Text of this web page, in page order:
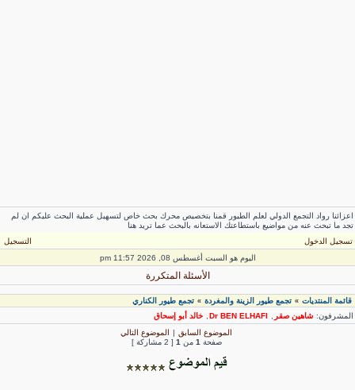
رواد التجمع الدولي لعلم الطيور قمنا بتخصيص محرك بحث خاص لتسهيل عملية البحث عليكم ان لم
ما تبحث عنه من مواضيع باستطاعتك الاستعانه بالبحث عما تريد هنا
تسجيل الدخول
التسجيل
اليوم هو السبت أغسطس 08, 2026 11:57 pm
الأسئلة المتكررة
قائمة المنتديات» تجمع طيور الزينة والمغردة» تجمع طيور الكناري
شاهين صقر Dr BEN ELHAFI
,
خالد أبو إسحاق
الموضوع السابق| الموضوع التالي
صفحة1 من [ 2 مشاركة ]